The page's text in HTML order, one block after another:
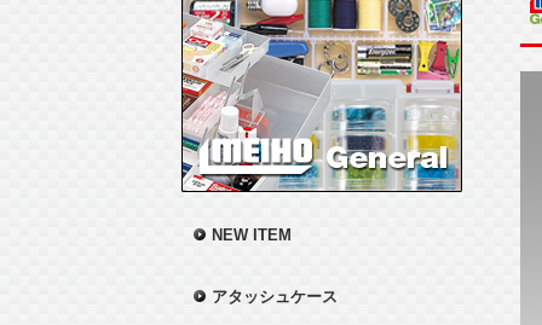
NEW ITEM
アタッシュケース